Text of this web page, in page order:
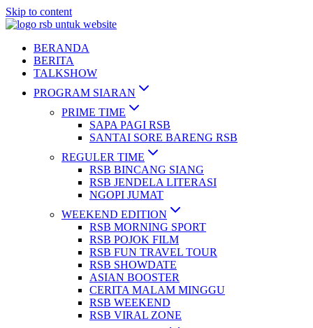
Skip to content
BERANDA
BERITA
TALKSHOW
PROGRAM SIARAN
PRIME TIME
SAPA PAGI RSB
SANTAI SORE BARENG RSB
REGULER TIME
RSB BINCANG SIANG
RSB JENDELA LITERASI
NGOPI JUMAT
WEEKEND EDITION
RSB MORNING SPORT
RSB POJOK FILM
RSB FUN TRAVEL TOUR
RSB SHOWDATE
ASIAN BOOSTER
CERITA MALAM MINGGU
RSB WEEKEND
RSB VIRAL ZONE